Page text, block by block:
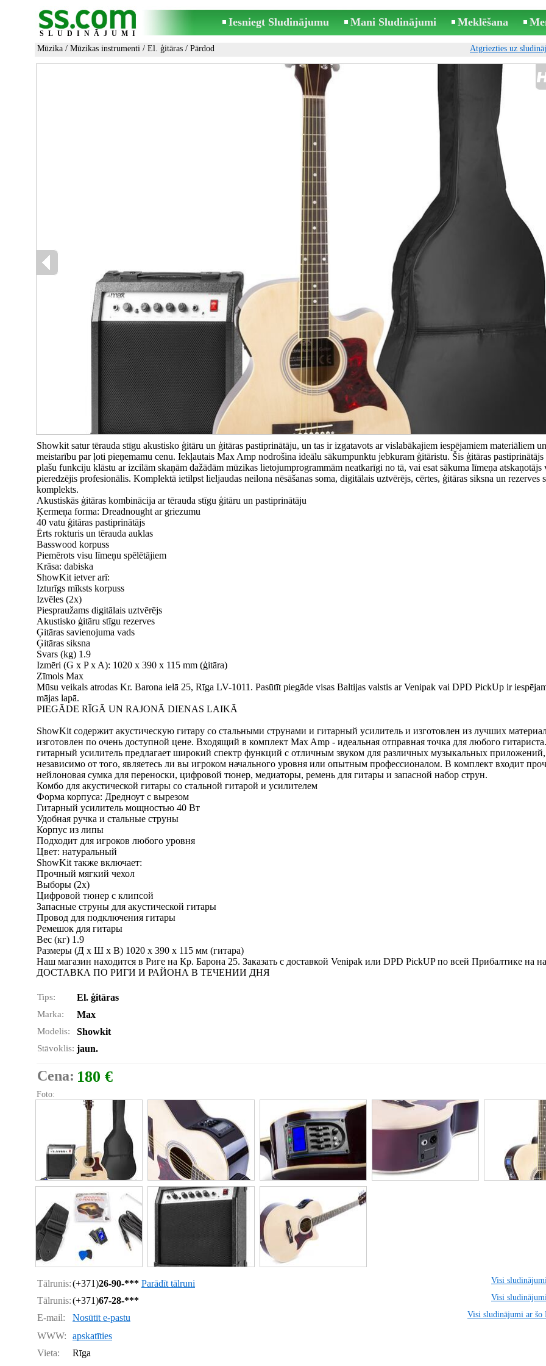
SLUDINĀJUMI
Iesniegt Sludinājumu Mani Sludinājumi Meklēšana
Mūzika / Mūzikas instrumenti / El. ģitāras / Pārdod Atgriezties uz
Showkit satur tērauda stīgu akustisko ģitāru un ģitāras pastiprinātāju, un tas ir izgatavots ar vislabākajiem iespējamiem materiāliem un
meistarību par ļoti pieņemamu cenu. Iekļautais Max Amp nodrošina ideālu sākumpunktu jebkuram ģitāristu. Šis ģitāras pastiprinātājs
plašu funkciju klāstu ar izcilām skaņām dažādām mūzikas lietojumprogrammām neatkarīgi no tā, vai esat sākuma līmeņa atskaņotājs
pieredzējis profesionālis. Komplektā ietilpst lieljaudas neilona nēsāšanas soma, digitālais uztvērējs, cērtes, ģitāras siksna un rezerves
komplekts.
Akustiskās ģitāras kombinācija ar tērauda stīgu ģitāru un pastiprinātāju
Ķermeņa forma: Dreadnought ar griezumu
40 vatu ģitāras pastiprinātājs
Ērts rokturis un tērauda auklas
Basswood korpuss
Piemērots visu līmeņu spēlētājiem
Krāsa: dabiska
ShowKit ietver arī:
Izturīgs mīksts korpuss
Izvēles (2x)
Piespraužams digitālais uztvērējs
Akustisko ģitāru stīgu rezerves
Ģitāras savienojuma vads
Ģitāras siksna
Svars (kg) 1.9
Izmēri (G x P x A): 1020 x 390 x 115 mm (ģitāra)
Zīmols Max
Mūsu veikals atrodas Kr. Barona ielā 25, Rīga LV-1011. Pasūtīt piegāde visas Baltijas valstis ar Venipak vai DPD PickUp ir
mājas lapā.
PIEGĀDE RĪGĀ UN RAJONĀ DIENAS LAIKĀ
ShowKit содержит акустическую гитару со стальными струнами и гитарный усилитель и изготовлен из лучших
изготовлен по очень доступной цене. Входящий в комплект Max Amp - идеальная отправная точка для любого
гитарный усилитель предлагает широкий спектр функций с отличным звуком для различных музыкальных приложений,
независимо от того, являетесь ли вы игроком начального уровня или опытным профессионалом. В комплект входит
нейлоновая сумка для переноски, цифровой тюнер, медиаторы, ремень для гитары и запасной набор струн.
Комбо для акустической гитары со стальной гитарой и усилителем
Форма корпуса: Дредноут с вырезом
Гитарный усилитель мощностью 40 Вт
Удобная ручка и стальные струны
Корпус из липы
Подходит для игроков любого уровня
Цвет: натуральный
ShowKit также включает:
Прочный мягкий чехол
Выборы (2x)
Цифровой тюнер с клипсой
Запасные струны для акустической гитары
Провод для подключения гитары
Ремешок для гитары
Вес (кг) 1.9
Размеры (Д x Ш x В) 1020 x 390 x 115 мм (гитара)
Наш магазин находится в Риге на Кр. Барона 25. Заказать с доставкой Venipak или DPD PickUP по всей Прибалтике на
ДОСТАВКА ПО РИГИ И РАЙОНА В ТЕЧЕНИИ ДНЯ
Tips: El. ģitāras
Marka: Max
Modelis: Showkit
Stāvoklis: jaun.
Cena: 180 €
Foto:
Tālrunis:(+371)26-90-*** Parādīt tālruni Visi
Tālrunis:(+371)67-28-*** Visi
E-mail: Nosūtīt e-pastu Visi sludinājumi ar šo
WWW:
apskatīties
Vieta:
Rīga